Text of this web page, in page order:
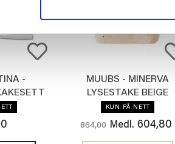
-
MUUBS - MINERVA
LYSESTAKE BEIGE
KUN PÅ NETT
864,00 Medl. 604,80